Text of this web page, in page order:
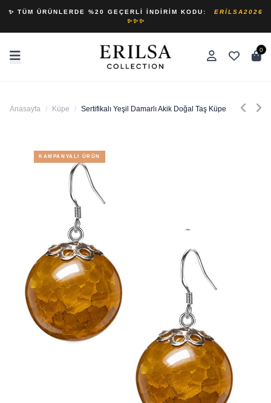
✨ TÜM ÜRÜNLERDE %20 GEÇERLI İNDIRIM KODU:
ERILSA2026
✨✨✨
0
Anasayfa / Küpe / Sertifikalı Yeşil Damarlı Akik Doğal Taş Küpe
KAMPANYALI ÜRÜN